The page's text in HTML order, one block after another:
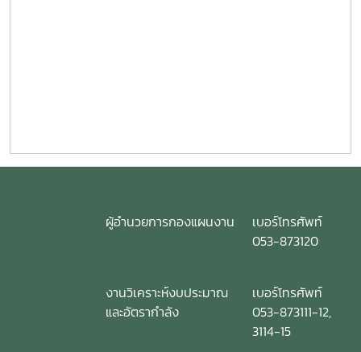
ผู้อำนวยการกองแผนงาน
เบอร์โทรศัพท์
053-873120
งานวิเคราะห์งบประมาณ
และอัตรากำลัง
เบอร์โทรศัพท์
053-873111-12,
3114-15